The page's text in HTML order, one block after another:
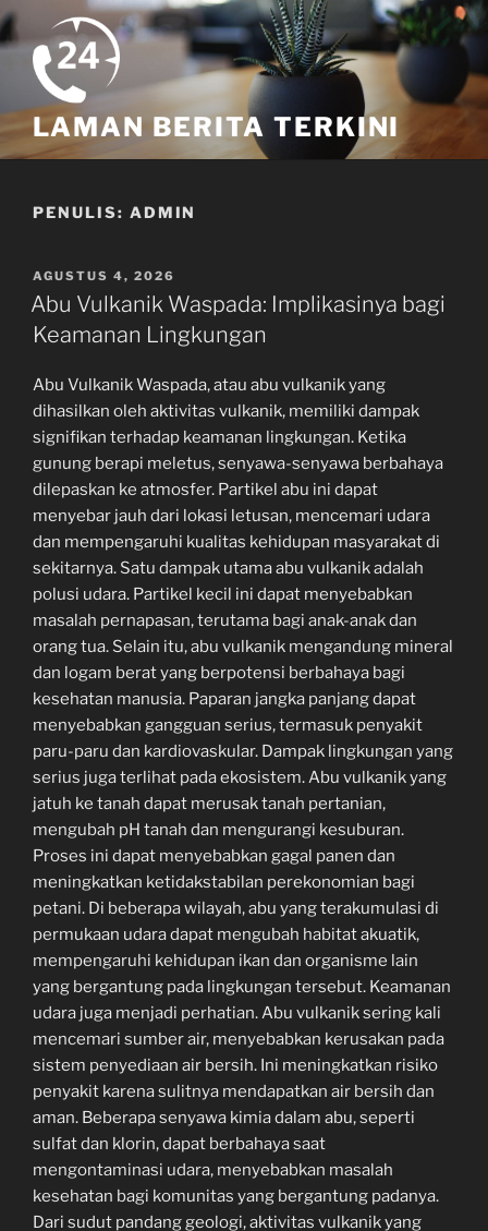
Skip
to
content
LAMAN BERITA TERKINI
PENULIS: ADMIN
POSTED
ON
AGUSTUS 4, 2026
Abu Vulkanik Waspada: Implikasinya bagi
Keamanan Lingkungan
Abu Vulkanik Waspada, atau abu vulkanik yang
dihasilkan oleh aktivitas vulkanik, memiliki dampak
signifikan terhadap keamanan lingkungan. Ketika
gunung berapi meletus, senyawa-senyawa berbahaya
dilepaskan ke atmosfer. Partikel abu ini dapat
menyebar jauh dari lokasi letusan, mencemari udara
dan mempengaruhi kualitas kehidupan masyarakat di
sekitarnya. Satu dampak utama abu vulkanik adalah
polusi udara. Partikel kecil ini dapat menyebabkan
masalah pernapasan, terutama bagi anak-anak dan
orang tua. Selain itu, abu vulkanik mengandung mineral
dan logam berat yang berpotensi berbahaya bagi
kesehatan manusia. Paparan jangka panjang dapat
menyebabkan gangguan serius, termasuk penyakit
paru-paru dan kardiovaskular. Dampak lingkungan yang
serius juga terlihat pada ekosistem. Abu vulkanik yang
jatuh ke tanah dapat merusak tanah pertanian,
mengubah pH tanah dan mengurangi kesuburan.
Proses ini dapat menyebabkan gagal panen dan
meningkatkan ketidakstabilan perekonomian bagi
petani. Di beberapa wilayah, abu yang terakumulasi di
permukaan udara dapat mengubah habitat akuatik,
mempengaruhi kehidupan ikan dan organisme lain
yang bergantung pada lingkungan tersebut. Keamanan
udara juga menjadi perhatian. Abu vulkanik sering kali
mencemari sumber air, menyebabkan kerusakan pada
sistem penyediaan air bersih. Ini meningkatkan risiko
penyakit karena sulitnya mendapatkan air bersih dan
aman. Beberapa senyawa kimia dalam abu, seperti
sulfat dan klorin, dapat berbahaya saat
mengontaminasi udara, menyebabkan masalah
kesehatan bagi komunitas yang bergantung padanya.
Dari sudut pandang geologi, aktivitas vulkanik yang